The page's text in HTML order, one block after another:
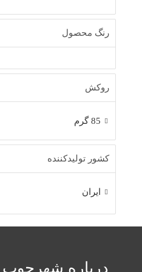
رنگ محصول
روکش
85 گرم
کشور تولیدکننده
ایران
درباره